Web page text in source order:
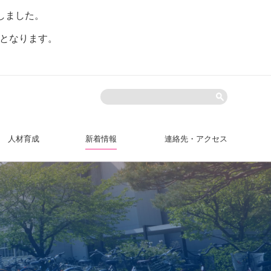
した。
なります。
人材育成 新着情報 連絡先・アクセス